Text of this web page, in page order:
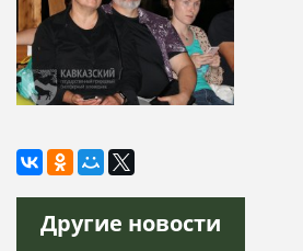
Другие новости